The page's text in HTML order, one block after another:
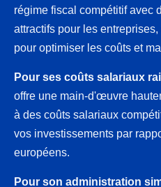
régime fiscal compétitif avec
attractifs pour les
pour optimiser les coûts et
Pour ses coûts salariaux
offre une main-d'œuvre
à des coûts salariaux
vos investissements par
européens.
Pour son administration